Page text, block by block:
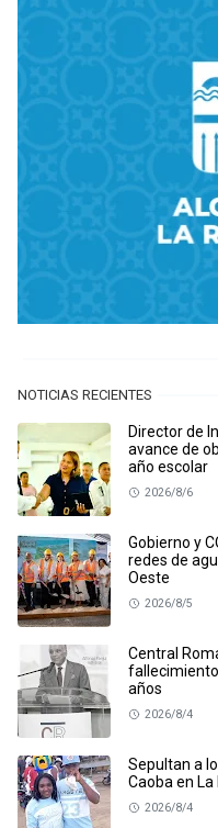
NOTICIAS RECIENTES
Director de
avance de
año escolar
2026/8/6
Gobierno y
redes de
Oeste
2026/8/5
Central
años
2026/8/4
Sepultan a
Caoba en
2026/8/4